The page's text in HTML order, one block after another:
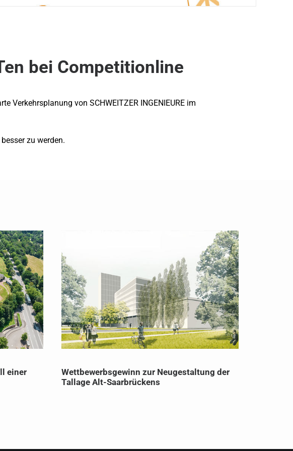
bei Competitionline
Verkehrsplanung von SCHWEITZER INGENIEURE im
zu werden.
einer
Wettbewerbsgewinn zur Neugestaltung der
Tallage Alt-Saarbrückens